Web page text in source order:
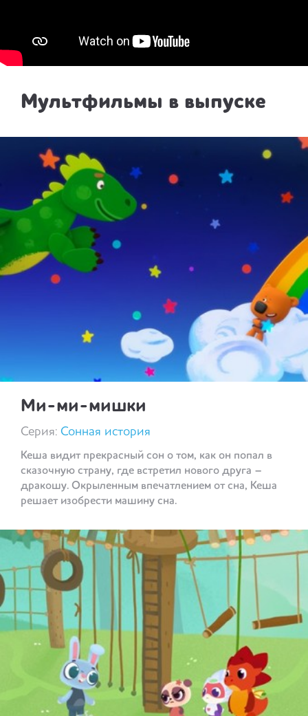
Мультфильмы в выпуске
Ми-ми-мишки
Серия: Сонная история
Кеша видит прекрасный сон о том, как он попал в
сказочную страну, где встретил нового друга –
дракошу. Окрыленным впечатлением от сна, Кеша
решает изобрести машину сна.